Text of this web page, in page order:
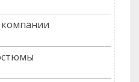
компании